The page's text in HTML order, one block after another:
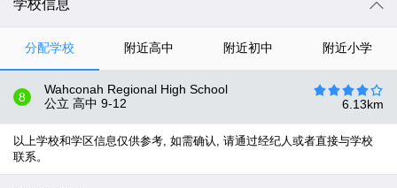
学校信息
分配学校 附近高中 附近初中 附近小学
8
Wahconah Regional High School
公立 高中 9-12 6.13km
以上学校和学区信息仅供参考, 如需确认, 请通过经纪人或者直接与学校
联系。